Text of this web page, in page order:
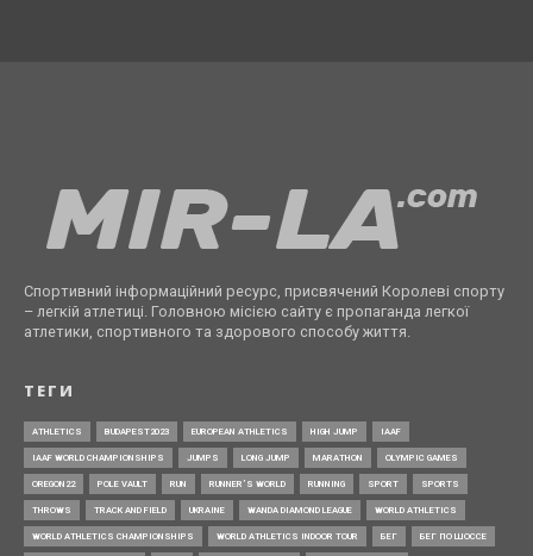
Спортивний інформаційний ресурс, присвячений Королеві спорту
– легкій атлетиці. Головною місією сайту є пропаганда легкої
атлетики, спортивного та здорового способу життя.
ТЕГИ
ATHLETICS BUDAPEST2023 EUROPEAN ATHLETICS HIGH JUMP IAAF
IAAF WORLD CHAMPIONSHIPS JUMPS LONG JUMP MARATHON OLYMPIC GAMES
OREGON22 POLE VAULT RUN RUNNER’S WORLD RUNNING SPORT SPORTS
THROWS TRACK AND FIELD UKRAINE WANDA DIAMOND LEAGUE WORLD ATHLETICS
WORLD ATHLETICS CHAMPIONSHIPS WORLD ATHLETICS INDOOR TOUR БЕГ БЕГ ПО ШОССЕ